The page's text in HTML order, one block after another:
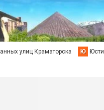
улиц Краматорска Ю